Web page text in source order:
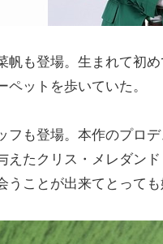
帆も登場。生まれて初
ットを歩いていた。
フも登場。本作のプロ
えたクリス・メレダン
ことが出来てとって